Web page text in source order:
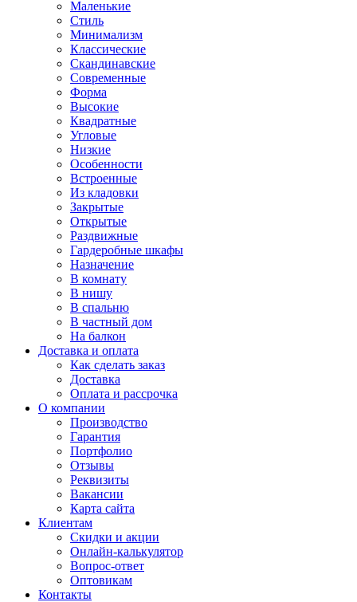
Маленькие
Стиль
Минимализм
Классические
Скандинавские
Современные
Форма
Высокие
Квадратные
Угловые
Низкие
Особенности
Встроенные
Из кладовки
Закрытые
Открытые
Раздвижные
Гардеробные шкафы
Назначение
В комнату
В нишу
В спальню
В частный дом
На балкон
Доставка и оплата
Как сделать заказ
Доставка
Оплата и рассрочка
О компании
Производство
Гарантия
Портфолио
Отзывы
Реквизиты
Вакансии
Карта сайта
Клиентам
Скидки и акции
Онлайн-калькулятор
Вопрос-ответ
Оптовикам
Контакты